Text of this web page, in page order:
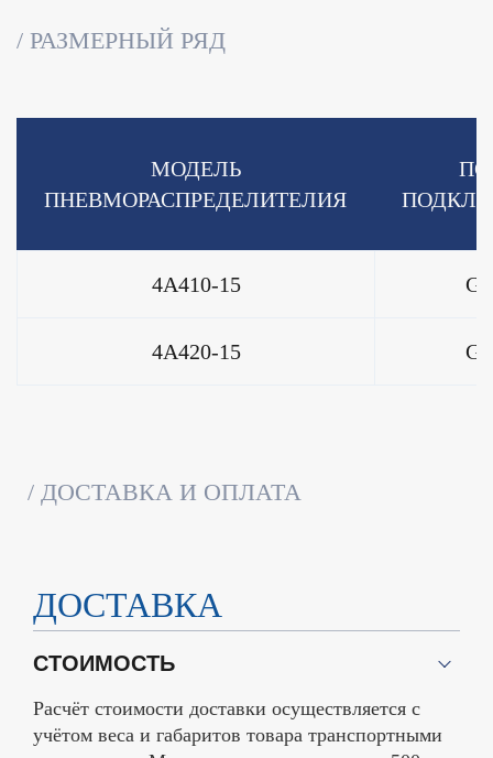
РАЗМЕРНЫЙ РЯД
МОДЕЛЬ
ПНЕВМОРАСПРЕДЕЛИТЕЛИЯ
4A410-15
4A420-15
ДОСТАВКА И ОПЛАТА
ДОСТАВКА
СТОИМОСТЬ
Расчёт стоимости доставки осуществляется с
учётом веса и габаритов товара транспортными